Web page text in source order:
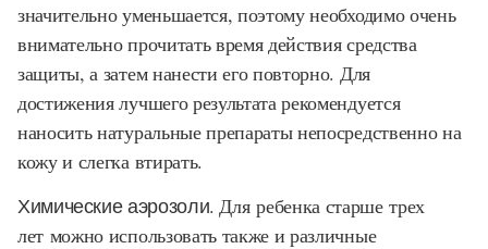
значительно уменьшается, поэтому необходимо очень
внимательно прочитать время действия средства
защиты, а затем нанести его повторно. Для
достижения лучшего результата рекомендуется
наносить натуральные препараты непосредственно на
кожу и слегка втирать.
Химические аэрозоли. Для ребенка старше трех
лет можно использовать также и различные